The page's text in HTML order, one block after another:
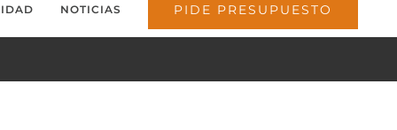
NOTICIAS PIDE PRESUPUESTO